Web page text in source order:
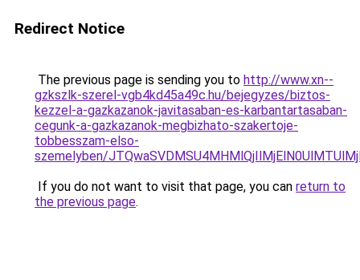
Redirect Notice
The previous page is sending you to http://www.xn--
gzkszlk-szerel-vgb4kd45a49c.hu/bejegyzes/biztos-
kezzel-a-gazkazanok-javitasaban-es-karbantartasaban-
cegunk-a-gazkazanok-megbizhato-szakertoje-
tobbesszam-elso-
szemelyben/
If you do not want to visit that page, you can return to
the previous page.